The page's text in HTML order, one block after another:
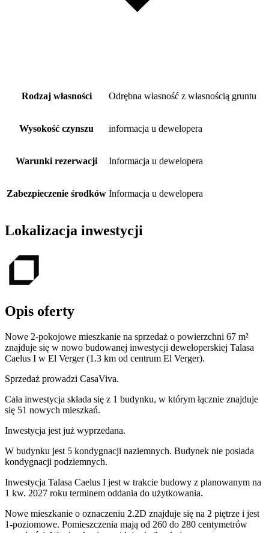
Rodzaj własności Odrębna własność z własnością gruntu
Wysokość czynszu informacja u dewelopera
Warunki rezerwacji Informacja u dewelopera
Zabezpieczenie środków Informacja u dewelopera
Lokalizacja inwestycji
Opis oferty
Nowe 2-pokojowe mieszkanie na sprzedaż o powierzchni 67 m²
znajduje się w nowo budowanej inwestycji deweloperskiej Talasa
Caelus I w El Verger(1.3 km od centrum El Verger).
Sprzedaż prowadzi CasaViva.
Cała inwestycja składa się z 1 budynku, w którym łącznie znajduje
się 51 nowych mieszkań.
Inwestycja jest już wyprzedana.
W budynku jest 5 kondygnacji naziemnych. Budynek nie posiada
kondygnacji podziemnych.
Inwestycja Talasa Caelus I jest w trakcie budowy z planowanym na
1 kw. 2027 roku terminem oddania do użytkowania.
Nowe mieszkanie o oznaczeniu 2.2D znajduje się na 2 piętrze i jest
1-poziomowe. Pomieszczenia mają od 260 do 280 centymetrów